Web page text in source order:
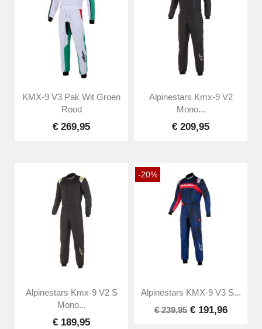
KMX-9 V3 Pak Wit Groen
Rood
€ 269,95
Alpinestars Kmx-9 V2
Mono...
€ 209,95
Alpinestars Kmx-9 V2 S
Mono...
€ 189,95
-20%
Alpinestars KMX-9 V3 S...
€ 239,95 € 191,96